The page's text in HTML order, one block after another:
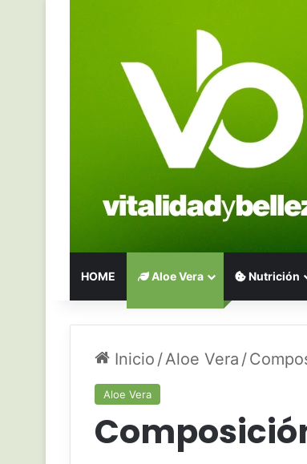
HOME Aloe Vera Nutrición
Inicio /Aloe Vera /
Aloe Vera